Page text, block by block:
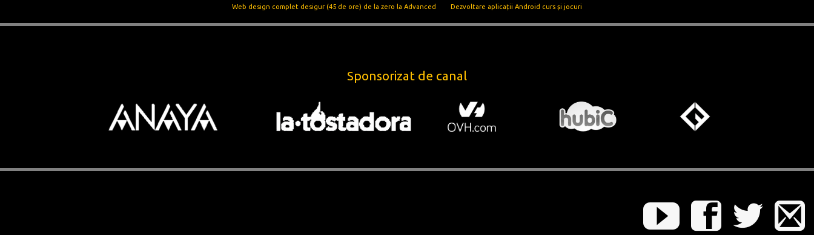
Web design complet desigur (45 de ore) de la zero la Advanced
Dezvoltare aplicații Android curs și jocuri
Sponsorizat de canal